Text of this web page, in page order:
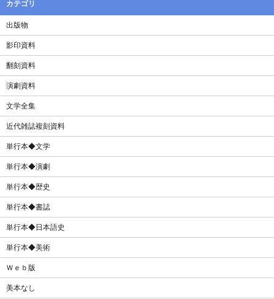
カテゴリ
出版物
影印資料
翻刻資料
演劇資料
文学全集
近代雑誌複刻資料
単行本◆文学
単行本◆演劇
単行本◆歴史
単行本◆書誌
単行本◆日本語史
単行本◆美術
Ｗｅｂ版
美本なし